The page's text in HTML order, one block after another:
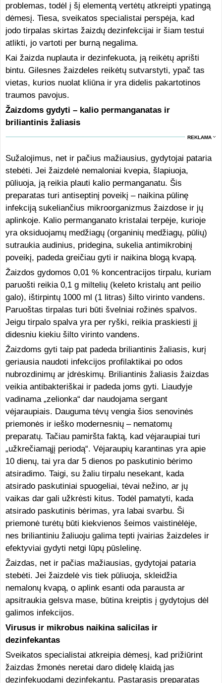
problemas, todėl į šį elementą vertėtų atkreipti ypatingą
dėmesį. Tiesa, sveikatos specialistai perspėja, kad
jodo tirpalas skirtas žaizdų dezinfekcijai ir šiam testui
atlikti, jo vartoti per burną negalima.
Kai žaizda nuplauta ir dezinfekuota, ją reikėtų aprišti
bintu. Gilesnes žaizdeles reikėtų sutvarstyti, ypač tas
vietas, kurios nuolat kliūna ir yra didelis pakartotinos
traumos pavojus.
Žaizdoms gydyti – kalio permanganatas ir
briliantinis žaliasis
REKLAMA
Sužalojimus, net ir pačius mažiausius, gydytojai pataria
stebėti. Jei žaizdelė nemaloniai kvepia, šlapiuoja,
pūliuoja, ją reikia plauti kalio permanganatu. Šis
preparatas turi antiseptinį poveikį – naikina pūlinę
infekciją sukeliančius mikroorganizmus žaizdose ir jų
aplinkoje. Kalio permanganato kristalai terpėje, kurioje
yra oksiduojamų medžiagų (organinių medžiagų, pūlių)
sutraukia audinius, pridegina, sukelia antimikrobinį
poveikį, padeda greičiau gyti ir naikina blogą kvapą.
Žaizdos gydomos 0,01 % koncentracijos tirpalu, kuriam
paruošti reikia 0,1 g miltelių (keleto kristalų ant peilio
galo), ištirpintų 1000 ml (1 litras) šilto virinto vandens.
Paruoštas tirpalas turi būti švelniai rožinės spalvos.
Jeigu tirpalo spalva yra per ryški, reikia praskiesti jį
didesniu kiekiu šilto virinto vandens.
Žaizdoms gyti taip pat padeda briliantinis žaliasis, kurį
geriausia naudoti infekcijos profilaktikai po odos
nubrozdinimų ar įdrėskimų. Briliantinis žaliasis žaizdas
veikia antibakteriškai ir padeda joms gyti. Liaudyje
vadinama „zelionka“ dar naudojama sergant
vėjaraupiais. Dauguma tėvų vengia šios senovinės
priemonės ir ieško modernesnių – nematomų
preparatų. Tačiau pamiršta faktą, kad vėjaraupiai turi
„užkrečiamąjį periodą“. Vėjaraupių karantinas yra apie
10 dienų, tai yra dar 5 dienos po paskutinio bėrimo
atsiradimo. Taigi, su žaliu tirpalu nesekant, kada
atsirado paskutiniai spuogeliai, tėvai nežino, ar jų
vaikas dar gali užkrėsti kitus. Todėl pamatyti, kada
atsirado paskutinis bėrimas, yra labai svarbu. Ši
priemonė turėtų būti kiekvienos šeimos vaistinėlėje,
nes briliantiniu žaliuoju galima tepti įvairias žaizdeles ir
efektyviai gydyti netgi lūpų pūslelinę.
Žaizdas, net ir pačias mažiausias, gydytojai pataria
stebėti. Jei žaizdelė vis tiek pūliuoja, skleidžia
nemalonų kvapą, o aplink esanti oda parausta ar
apsitraukia gelsva mase, būtina kreiptis į gydytojus dėl
galimos infekcijos.
Virusus ir mikrobus naikina salicilas ir
dezinfekantas
Sveikatos specialistai atkreipia dėmesį, kad prižiūrint
žaizdas žmonės neretai daro didelę klaidą jas
dezinfekuodami dezinfekantu. Pastarasis preparatas